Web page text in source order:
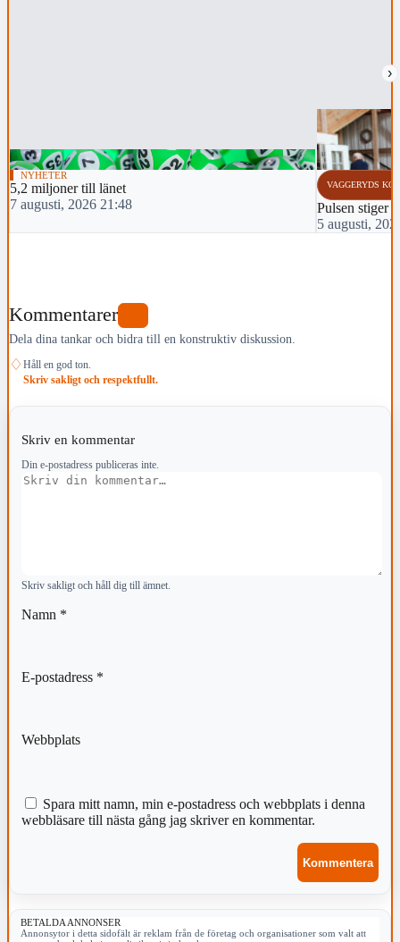
›
NYHETER
5,2 miljoner till länet
7 augusti, 2026 21:48
VAGGERYDS
Pulsen stiger
5 augusti,
Kommentarer
Dela dina tankar och bidra till en konstruktiv diskussion.
♢ Håll en god ton.
Skriv sakligt och respektfullt.
Skriv en kommentar
Din e-postadress publiceras inte.
Kommentar
Skriv sakligt och håll dig till ämnet.
Namn *
E-postadress *
Webbplats
Spara mitt namn, min e-postadress och webbplats i denna
webbläsare till nästa gång jag skriver en kommentar.
BETALDA ANNONSER
Annonsytor i detta sidofält är reklam från de företag och organisationer som valt att